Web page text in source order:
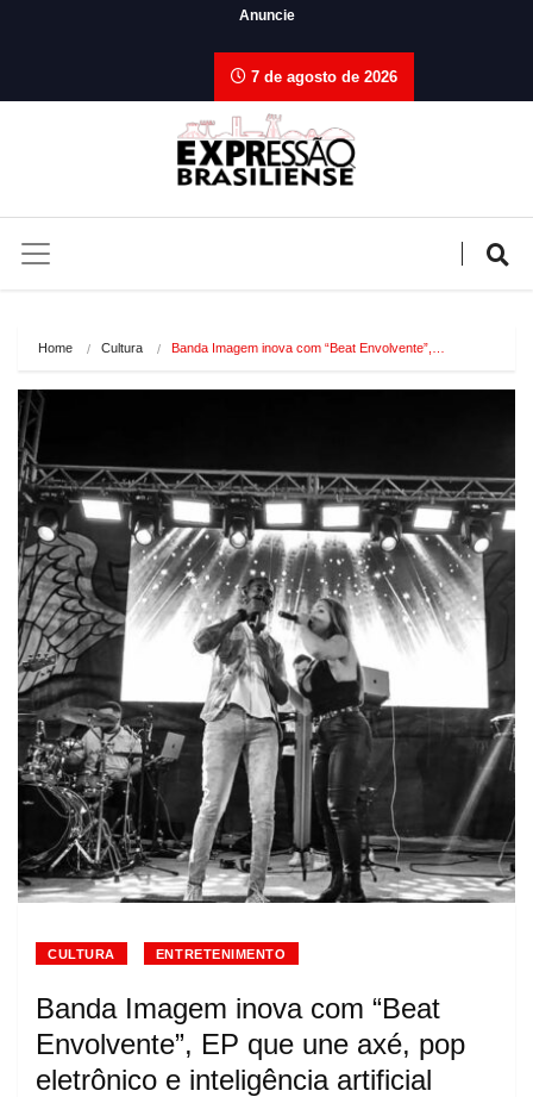
Anuncie
7 de agosto de 2026
Home Cultura Banda Imagem inova com “Beat Envolvente”,…
CULTURA ENTRETENIMENTO
Banda Imagem inova com “Beat
Envolvente”, EP que une axé, pop
eletrônico e inteligência artificial